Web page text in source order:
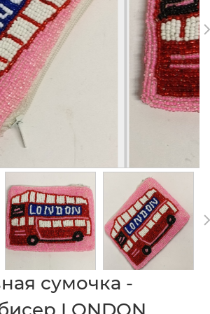
сумочка -